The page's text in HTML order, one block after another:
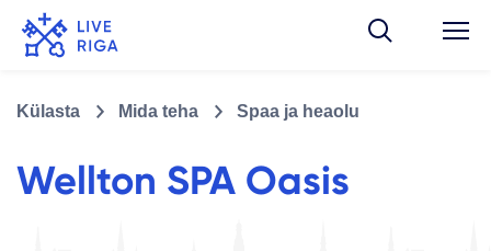
Külasta Mida teha Spaa ja heaolu
Wellton SPA Oasis